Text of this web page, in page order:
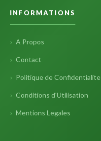
INFORMATIONS
A Propos
Contact
Politique de Confidentialite
Conditions d'Utilisation
Mentions Legales